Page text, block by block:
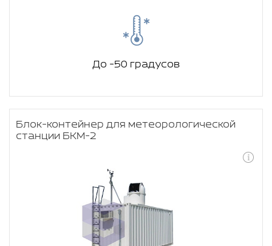
До -50 градусов
Блок-контейнер для метеорологической
станции БКМ-2